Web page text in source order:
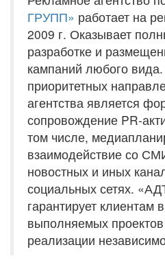
ГРУПП» работает на
2009 г. Оказывает
разработке и
кампаний любого
приоритетных
агентства является
сопровождение PR-
том числе,
взаимодействие со
новостных и иных
социальных сетях.
гарантирует клиентам
выполняемых
реализации